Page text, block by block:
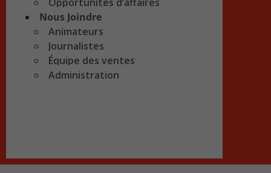
Nous Joindre
Animateurs
Journalistes
Équipe des ventes
Administration